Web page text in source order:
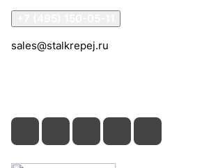
sales@stalkrepej.ru